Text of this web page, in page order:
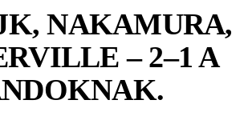
NAKAMURA,
– 2–1 A